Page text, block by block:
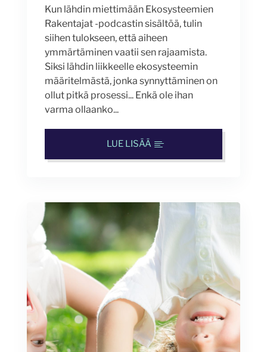
Kun lähdin miettimään Ekosysteemien
Rakentajat -podcastin sisältöä, tulin
siihen tulokseen, että aiheen
ymmärtäminen vaatii sen rajaamista.
Siksi lähdin liikkeelle ekosysteemin
määritelmästä, jonka synnyttäminen on
ollut pitkä prosessi... Enkä ole ihan
varma ollaanko...
LUE LISÄÄ